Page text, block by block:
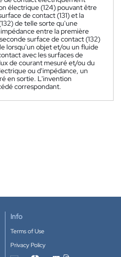
électrique (124) pouvant être
de contact (131) et la
de telle sorte qu'une
entre la première
surface de contact (132)
lorsqu'un objet et/ou un fluide
avec les surfaces de
de courant mesuré et/ou du
ou d'impédance, un
en sortie. L'invention
correspondant.
Info
Terms of Use
Privacy Policy